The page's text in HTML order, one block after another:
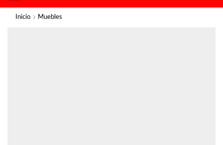
Inicio Muebles